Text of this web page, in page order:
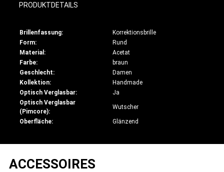
PRODUKTDETAILS
Brillenfassung:
Korrektionsbrille
Form:
Rund
Material:
Acetat
Farbe:
braun
Geschlecht:
Damen
Kollektion:
Handmade
Optisch Verglasbar:
Ja
Optisch Verglasbar
(Pimcore):
Wutscher
Oberfläche: Glänzend
ACCESSOIRES